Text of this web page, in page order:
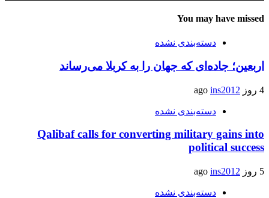
You may have missed
دسته‌بندی نشده
اربعین؛ جاده‌ای که جهان را به کربلا می‌رساند
4 روز ago ins2012
دسته‌بندی نشده
Qalibaf calls for converting military gains into
political success
5 روز ago ins2012
دسته‌بندی نشده